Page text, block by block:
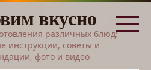
вкусно
различных блюд:
инструкции, советы и
фото и видео